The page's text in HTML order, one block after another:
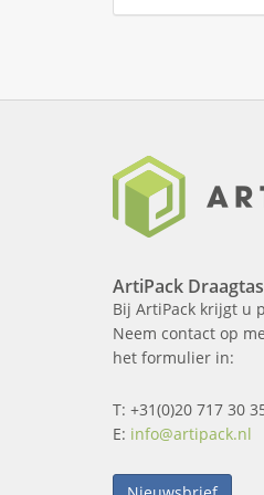
ArtiPack
Bij ArtiPack krijgt u
Neem contact op
het formulier in:
T: +31(0)20 717 30
E: info@artipack.nl